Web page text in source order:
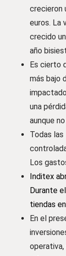
crecieron
euros. La
crecido
año
Es cierto
más bajo
una
aunque
Todas
Los
Inditex
Durante
tiendas
En el